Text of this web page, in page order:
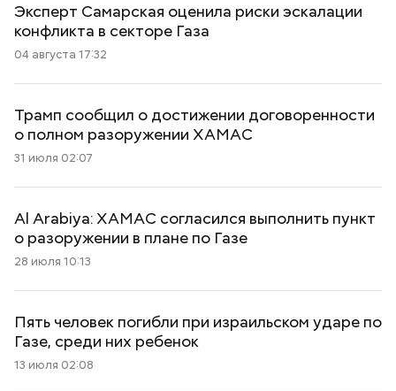
Эксперт Самарская оценила риски эскалации
конфликта в секторе Газа
04 августа 17:32
Трамп сообщил о достижении договоренности
о полном разоружении ХАМАС
31 июля 02:07
Al Arabiya: ХАМАС согласился выполнить пункт
о разоружении в плане по Газе
28 июля 10:13
Пять человек погибли при израильском ударе по
Газе, среди них ребенок
13 июля 02:08